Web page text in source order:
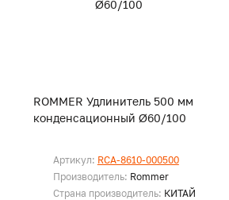
ROMMER Удлинитель 500 мм
конденсационный Ø60/100
Артикул: RCA-8610-000500
Производитель: Rommer
Страна производитель: КИТАЙ